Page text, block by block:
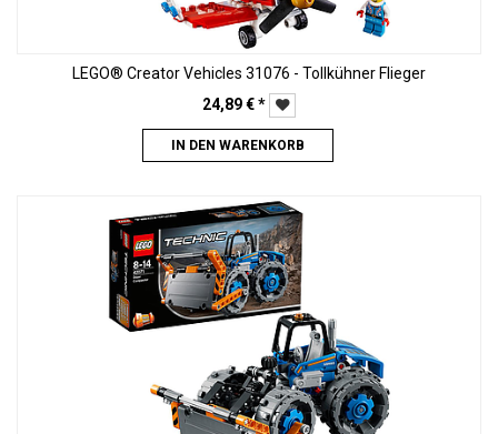
LEGO® Creator Vehicles 31076 - Tollkühner Flieger
24,89€*
IN DEN WARENKORB